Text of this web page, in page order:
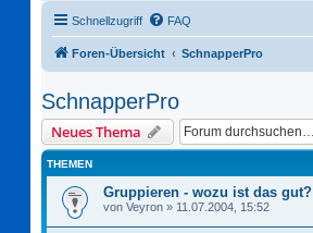
Schnellzugriff FAQ
Foren-Übersicht SchnapperPro
SchnapperPro
Neues Thema
THEMEN
Gruppieren - wozu ist das gut?
von Veyron » 11.07.2004, 15:52